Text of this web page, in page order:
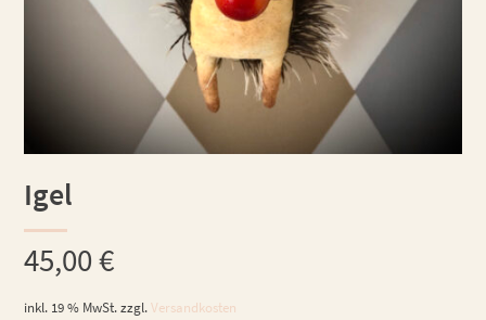
Igel
45,00€
inkl. 19 % MwSt. zzgl.Versandkosten